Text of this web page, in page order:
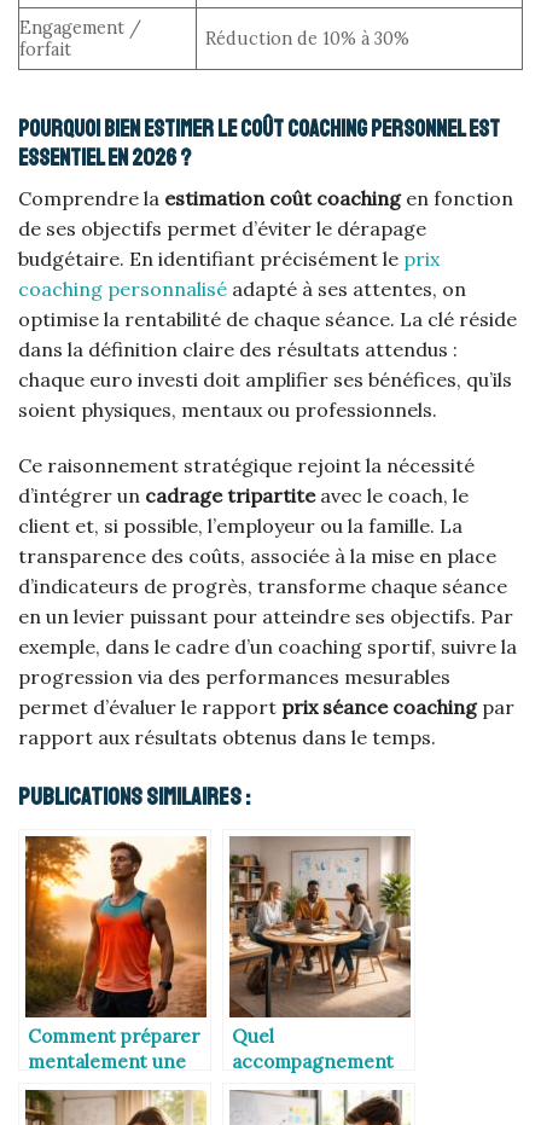
Engagement /
forfait
Réduction de 10% à 30%
Pourquoi bien estimer le coût coaching personnel est
essentiel en 2026 ?
Comprendre la estimation coût coachingen fonction
de ses objectifs permet d’éviter le dérapage
budgétaire. En identifiant précisément le prix
coaching personnalisé adapté à ses attentes, on
optimise la rentabilité de chaque séance. La clé réside
dans la définition claire des résultats attendus :
chaque euro investi doit amplifier ses bénéfices, qu’ils
soient physiques, mentaux ou professionnels.
Ce raisonnement stratégique rejoint la nécessité
d’intégrer un cadrage tripartiteavec le coach, le
client et, si possible, l’employeur ou la famille. La
transparence des coûts, associée à la mise en place
d’indicateurs de progrès, transforme chaque séance
en un levier puissant pour atteindre ses objectifs. Par
exemple, dans le cadre d’un coaching sportif, suivre la
progression via des performances mesurables
permet d’évaluer le rapport prix séance coachingpar
rapport aux résultats obtenus dans le temps.
Publications Similaires :
Comment préparer
mentalement une
course importante ?
Quel
accompagnement
choisir selon ses
objectifs ?